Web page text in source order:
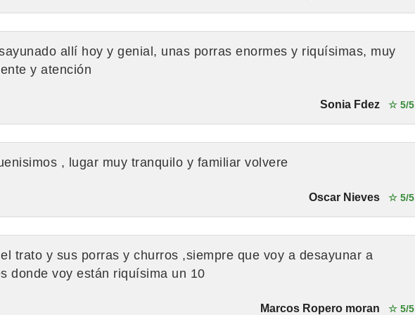
allí hoy y genial, unas porras enormes y riquísimas, muy
y atención
Sonia Fdez ☆ 5/5
, lugar muy tranquilo y familiar volvere
Oscar Nieves ☆ 5/5
trato y sus porras y churros ,siempre que voy a desayunar a
donde voy están riquísima un 10
Marcos Ropero moran ☆ 5/5